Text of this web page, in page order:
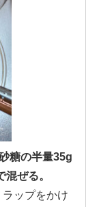
糖の半量35g
ぜる。
ップをかけ